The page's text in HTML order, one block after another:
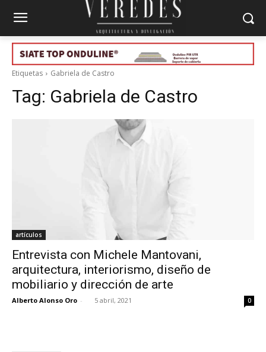
Etiquetas Gabriela de Castro
Tag: Gabriela de Castro
artículos
Entrevista con Michele Mantovani,
arquitectura, interiorismo, diseño de
mobiliario y dirección de arte
Alberto Alonso Oro - 5 abril, 2021 0